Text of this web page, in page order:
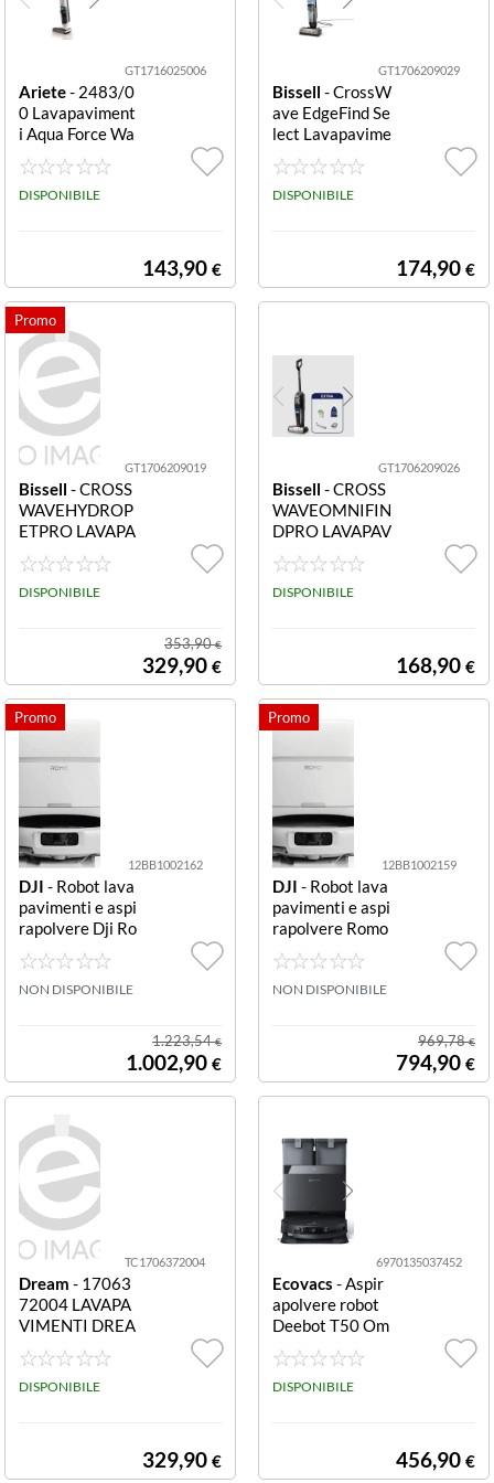
Karcher
Rowenta
Spazzolone a vapore
GT1716025006
Ariete- 2483/0
0 Lavapaviment
i Aqua Force Wa
sh & Vacuum az
zurro
DISPONIBILE
143,90 €
GT1706209029
Bissell - CrossW
ave EdgeFind Se
lect Lavapavime
nti Wet & Dry 3
40W CROSSWA
VEEDGEFIND L
4136N
DISPONIBILE
174,90 €
GT1706209019
Bissell - CROSS
WAVEHYDROP
ETPRO LAVAPA
VIMENTI C/FIL
O PULIZIA AUT
OM. + MOD. VA
DISPONIBILE
353,90€
329,90 €
GT1706209026
Bissell - CROSS
WAVEOMNIFIN
DPRO LAVAPAV
IMENTI 25 MI
N. PULIZIA AUT
OM. FARETTI F
TI 25 MIN. PULI
ZIA AUTOM. FA
DER 4008N
DISPONIBILE
168,90 €
12BB1002162
DJI - Robot lava
pavimenti e aspi
rapolvere Dji Ro
mo A con stazio
ne ricarica A
NON DISPONIBILE
1.223,54€
1.002,90 €
12BB1002159
DJI - Robot lava
pavimenti e aspi
rapolvere Romo
S S
NON DISPONIBILE
969,78€
794,90 €
TC1706372004
Dream - 17063
72004 LAVAPA
VIMENTI DREA
ME H15 PRO C
OMBO NERO
DISPONIBILE
329,90 €
6970135037452
Ecovacs - Aspir
apolvere robot
Deebot T50 Om
ni Gen 2
DISPONIBILE
456,90 €